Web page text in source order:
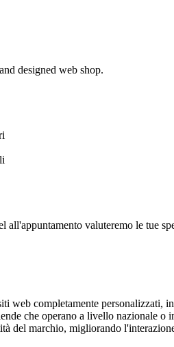
designed web shop.
valuteremo le tue
web completamente
che operano a livello nazionale o
del marchio, migliorando